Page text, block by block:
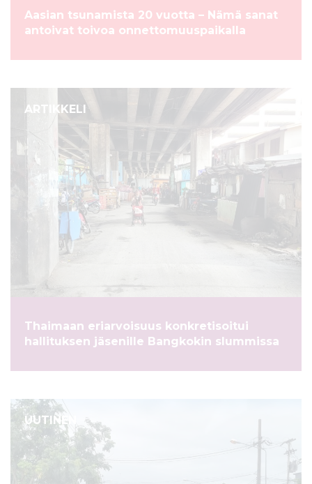
Aasian tsunamista 20 vuotta – Nämä sanat
antoivat toivoa onnettomuuspaikalla
ARTIKKELI
Thaimaan eriarvoisuus konkretisoitui
hallituksen jäsenille Bangkokin slummissa
UUTINEN